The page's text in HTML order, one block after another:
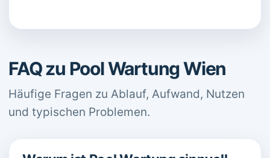
FAQ zu Pool Wartung Wien
Häufige Fragen zu Ablauf, Aufwand, Nutzen
und typischen Problemen.